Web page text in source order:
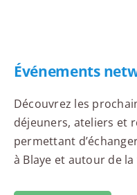
Événements
Découvrez les
déjeuners, ateliers et
permettant
à Blaye et autour de la